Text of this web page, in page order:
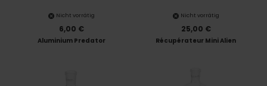
Nicht vorrätig
6,00 €
Aluminium Predator
Nicht vorrätig
25,00 €
Récupérateur Mini Alien